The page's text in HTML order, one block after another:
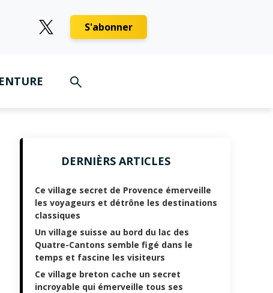
S'abonner
DERNIÈRS ARTICLES
Ce village secret de Provence émerveille
les voyageurs et détrône les destinations
classiques
Un village suisse au bord du lac des
Quatre-Cantons semble figé dans le
temps et fascine les visiteurs
Ce village breton cache un secret
incroyable qui émerveille tous ses